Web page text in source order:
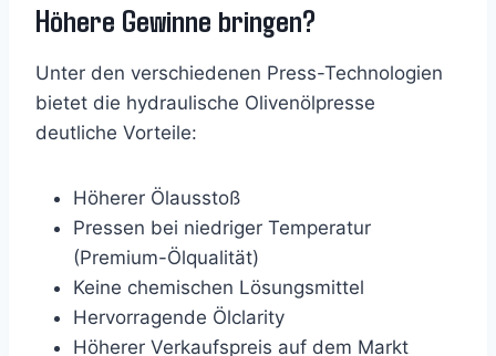
Höhere Gewinne bringen?
Unter den verschiedenen Press-Technologien
bietet die hydraulische Olivenölpresse
deutliche Vorteile:
Höherer Ölausstoß
Pressen bei niedriger Temperatur
(Premium-Ölqualität)
Keine chemischen Lösungsmittel
Hervorragende Ölclarity
Höherer Verkaufspreis auf dem Markt